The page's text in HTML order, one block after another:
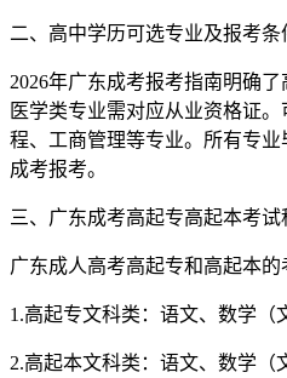
二、高中学历可选专业及报考条
2026年广东成考报考指南明确
医学类专业需对应从业资格证
程、工商管理等专业。所有专
成考报考。
三、广东成考高起专高起本考试
广东成人高考高起专和高起本的
1.高起专文科类：语文、数学（
2.高起本文科类：语文、数学（